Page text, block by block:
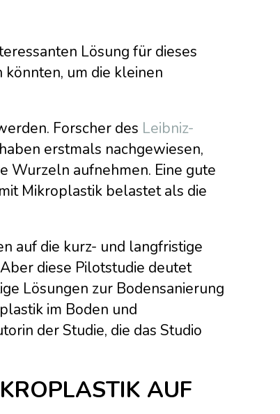
Lösung für dieses
um die kleinen
Forscher des Leibniz-
erstmals nachgewiesen,
Wurzeln aufnehmen. Eine gute
Mikroplastik belastet als die
auf die kurz- und langfristige
diese Pilotstudie deutet
Lösungen zur Bodensanierung
im Boden und
der Studie, die das Studio
AUF